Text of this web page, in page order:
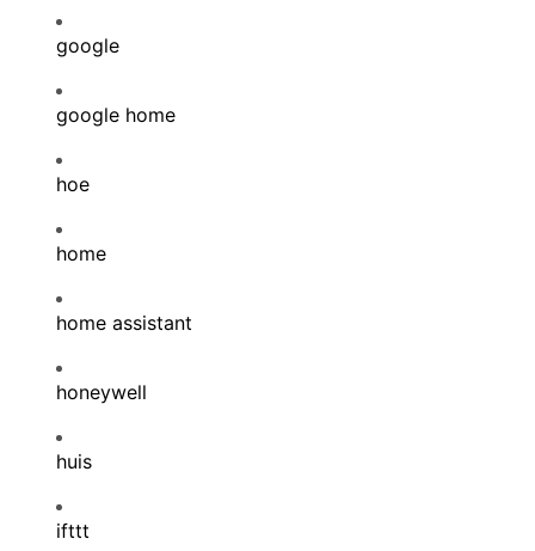
google
google home
hoe
home
home assistant
honeywell
huis
ifttt